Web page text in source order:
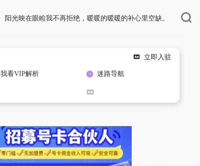
阳光映在眼睑我不再拒绝，暖暖的暖暖的补心里空缺。
立即入驻
我看VIP解析 迷路导航